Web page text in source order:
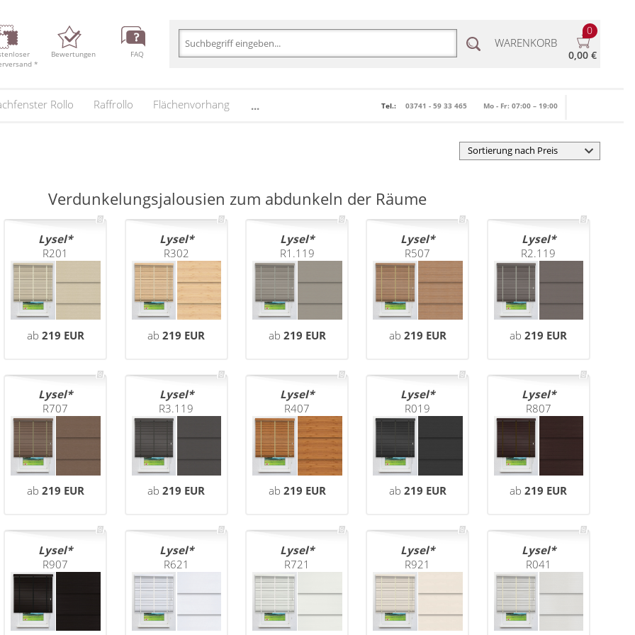
*
Bewertungen FAQ
0
WARENKORB
0,00 €
Rollo Raffrollo Flächenvorhang ... Tel.: 03741 - 59 33 465 Mo - Fr: 07:00 – 19:00
Verdunkelungsjalousien zum abdunkeln der Räume
Lysel
R201
ab 219 EUR
Lysel
R302
ab219 EUR
Lysel
R1.119
ab 219 EUR
Lysel
R507
ab 219 EUR
Lysel
R2.119
ab219 EUR
Lysel
R707
ab 219 EUR
Lysel
R3.119
ab219 EUR
Lysel
R407
ab 219 EUR
Lysel
R019
ab 219 EUR
Lysel
R807
ab219 EUR
Lysel
R907
Lysel
R621
Lysel
R721
Lysel
R921
Lysel
R041